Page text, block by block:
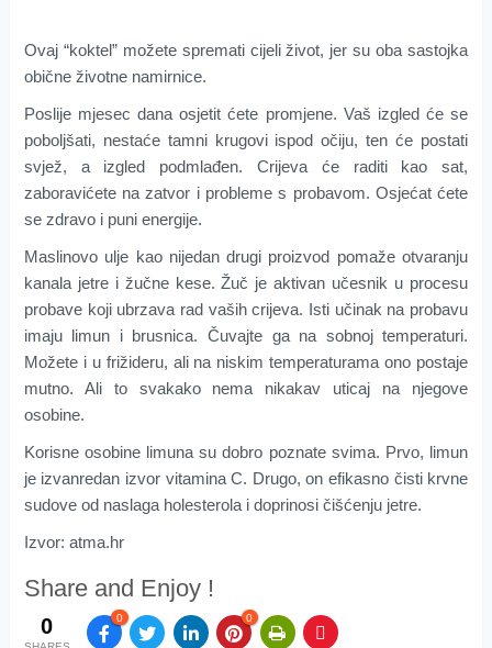
Ovaj “koktel” možete spremati cijeli život, jer su oba sastojka
obične životne namirnice.
Poslije mjesec dana osjetit ćete promjene. Vaš izgled će se
poboljšati, nestaće tamni krugovi ispod očiju, ten će postati
svjež, a izgled podmlađen. Crijeva će raditi kao sat,
zaboravićete na zatvor i probleme s probavom. Osjećat ćete
se zdravo i puni energije.
Maslinovo ulje kao nijedan drugi proizvod pomaže otvaranju
kanala jetre i žučne kese. Žuč je aktivan učesnik u procesu
probave koji ubrzava rad vaših crijeva. Isti učinak na probavu
imaju limun i brusnica. Čuvajte ga na sobnoj temperaturi.
Možete i u frižideru, ali na niskim temperaturama ono postaje
mutno. Ali to svakako nema nikakav uticaj na njegove
osobine.
Korisne osobine limuna su dobro poznate svima. Prvo, limun
je izvanredan izvor vitamina C. Drugo, on efikasno čisti krvne
sudove od naslaga holesterola i doprinosi čišćenju jetre.
Izvor: atma.hr
Share and Enjoy !
0 0 0